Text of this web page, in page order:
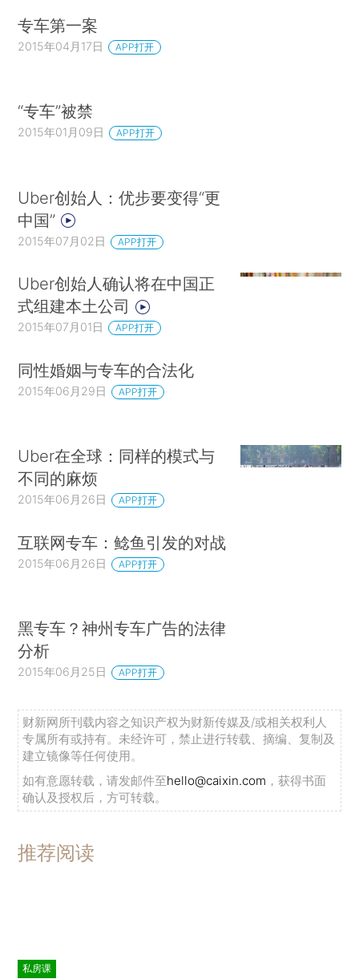
专车第一案
2015年04月17日 APP打开
“专车”被禁
2015年01月09日 APP打开
Uber创始人：优步要变得“更
中国”
2015年07月02日 APP打开
Uber创始人确认将在中国正
式组建本土公司
2015年07月01日 APP打开
同性婚姻与专车的合法化
2015年06月29日 APP打开
Uber在全球：同样的模式与
不同的麻烦
2015年06月26日 APP打开
互联网专车：鲶鱼引发的对战
2015年06月26日 APP打开
黑专车？神州专车广告的法律
分析
2015年06月25日 APP打开
财新网所刊载内容之知识产权为财新传媒及/或相关权利人
专属所有或持有。未经许可，禁止进行转载、摘编、复制及
建立镜像等任何使用。
如有意愿转载，请发邮件至hello@caixin.com ，获得书面
确认及授权后，方可转载。
推荐阅读
私房课